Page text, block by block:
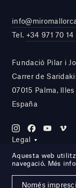
Tel. +34 971 70
Fundació Pilar i
Carrer de
07015 Palma,
España
Legal
Site by DOMO—A
Aquesta web
navegació. Més
Només